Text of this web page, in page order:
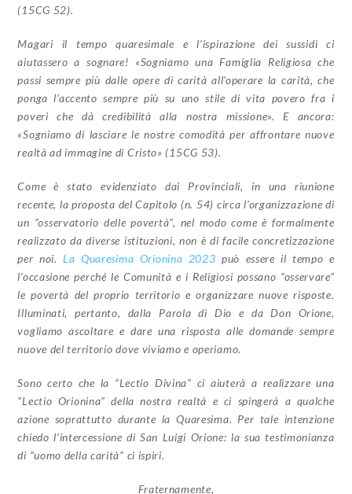
(15CG 52).
Magari il tempo quaresimale e l’ispirazione dei sussidi ci
aiutassero a sognare! «Sogniamo una Famiglia Religiosa che
passi sempre più dalle opere di carità all’operare la carità, che
ponga l’accento sempre più su uno stile di vita povero fra i
poveri che dà credibilità alla nostra missione». E ancora:
«Sogniamo di lasciare le nostre comodità per affrontare nuove
realtà ad immagine di Cristo» (15CG 53).
Come è stato evidenziato dai Provinciali, in una riunione
recente, la proposta del Capitolo (n. 54) circa l’organizzazione di
un “osservatorio delle povertà”, nel modo come è formalmente
realizzato da diverse istituzioni, non è di facile concretizzazione
per noi.La Quaresima Orionina 2023 può essere il tempo e
l’occasione perché le Comunità e i Religiosi possano “osservare”
le povertà del proprio territorio e organizzare nuove risposte.
Illuminati, pertanto, dalla Parola di Dio e da Don Orione,
vogliamo ascoltare e dare una risposta alle domande sempre
nuove del territorio dove viviamo e operiamo.
Sono certo che la “Lectio Divina” ci aiuterà a realizzare una
“Lectio Orionina” della nostra realtà e ci spingerà a qualche
azione soprattutto durante la Quaresima. Per tale intenzione
chiedo l’intercessione di San Luigi Orione: la sua testimonianza
di “uomo della carità” ci ispiri.
Fraternamente,